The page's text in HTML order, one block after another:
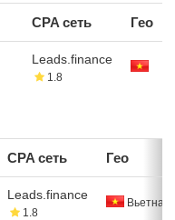
CPA сеть Гео
Leads.finance
1.8
CPA сеть Гео
Leads.finance
1.8
Вьетнам